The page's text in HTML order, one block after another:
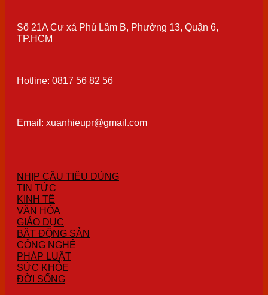
Số 21A Cư xá Phú Lâm B, Phường 13, Quận 6,
TP.HCM
Hotline: 0817 56 82 56
Email: xuanhieupr@gmail.com
NHỊP CẦU TIÊU DÙNG
TIN TỨC
KINH TẾ
VĂN HÓA
GIÁO DỤC
BẤT ĐỘNG SẢN
CÔNG NGHỆ
PHÁP LUẬT
SỨC KHỎE
ĐỜI SỐNG